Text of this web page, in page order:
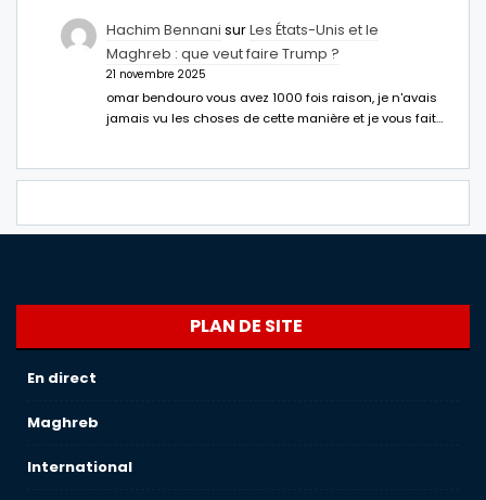
Hachim Bennani surLes États-Unis et le
Maghreb : que veut faire Trump ?
21 novembre 2025
omar bendouro vous avez 1000 fois raison, je n'avais
jamais vu les choses de cette manière et je vous fait…
PLAN DE SITE
En direct
Maghreb
International